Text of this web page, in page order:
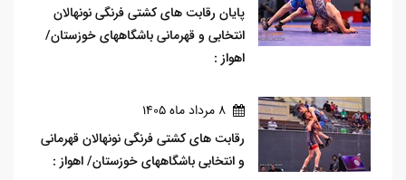
پایان رقابت های کشتی فرنگی نونهالان
انتخابی و قهرمانی باشگاههای خوزستان/
اهواز :
8 مرداد ماه 1405
رقابت های کشتی فرنگی نونهالان قهرمانی
و انتخابی باشگاههای خوزستان/ اهواز :